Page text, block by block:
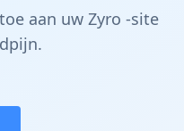
aan uw Zyro -site